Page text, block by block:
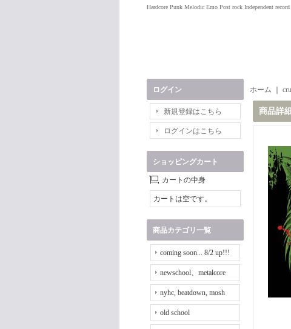
Hardcore Punk Melodic Emo Post rock Independent
ログイン
新規登録はこちら
ログインはこちら
ショッピングカート
カートの中身
カートは空です。
商品カテゴリ一覧
coming soon... 8/2 up!!!
newschool、metalcore
nyhc, beatdown, mosh
old school
ホーム
商品詳細